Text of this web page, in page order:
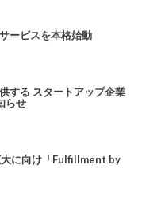
ービスを本格始動
する スタートアップ企業
らせ
に向け「Fulfillment by